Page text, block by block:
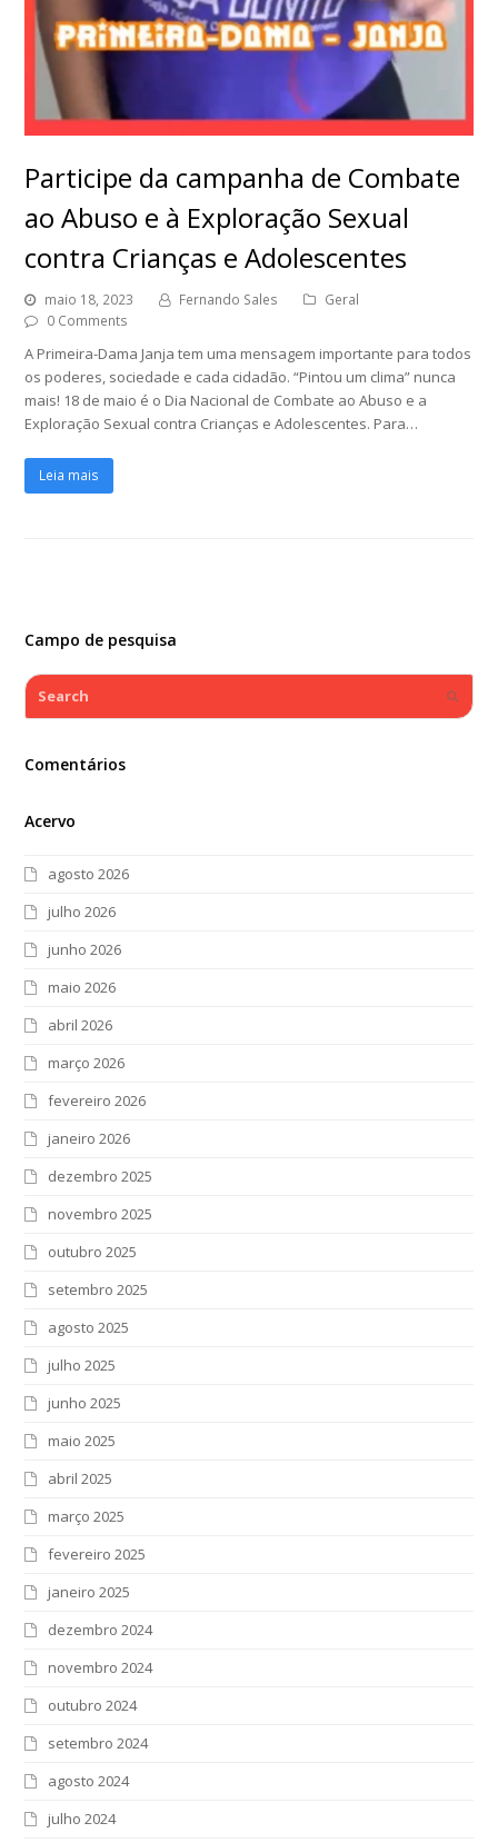
Participe da campanha de Combate
ao Abuso e à Exploração Sexual
contra Crianças e Adolescentes
maio 18, 2023 Fernando Sales
Geral
0 Comments
A Primeira-Dama Janja tem uma mensagem importante para todos
os poderes, sociedade e cada cidadão. “Pintou um clima” nunca
mais! 18 de maio é o Dia Nacional de Combate ao Abuso e a
Exploração Sexual contra Crianças e Adolescentes. Para…
Leia mais
Campo de pesquisa
Search
Comentários
Acervo
agosto 2026
julho 2026
junho 2026
maio 2026
abril 2026
março 2026
fevereiro 2026
janeiro 2026
dezembro 2025
novembro 2025
outubro 2025
setembro 2025
agosto 2025
julho 2025
junho 2025
maio 2025
abril 2025
março 2025
fevereiro 2025
janeiro 2025
dezembro 2024
novembro 2024
outubro 2024
setembro 2024
agosto 2024
julho 2024